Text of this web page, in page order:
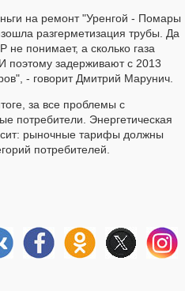
на ремонт "Уренгой - Помары
разгерметизация трубы. Да
не понимает, а сколько газа
поэтому задерживают с 2013
- говорит Дмитрий Марунич.
за все проблемы с
потребители. Энергетическая
рыночные тарифы должны
потребителей.